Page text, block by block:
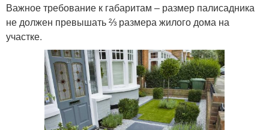
Важное требование к габаритам ‒ размер палисадника
не должен превышать ⅔ размера жилого дома на
участке.